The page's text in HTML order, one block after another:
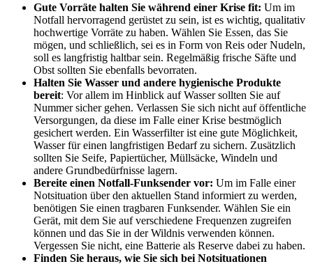
Gute Vorräte halten Sie während einer Krise fit: Um im
Notfall hervorragend gerüstet zu sein, ist es wichtig, qualitativ
hochwertige Vorräte zu haben. Wählen Sie Essen, das Sie
mögen, und schließlich, sei es in Form von Reis oder Nudeln,
soll es langfristig haltbar sein. Regelmäßig frische Säfte und
Obst sollten Sie ebenfalls bevorraten.
Halten Sie Wasser und andere hygienische Produkte
bereit: Vor allem im Hinblick auf Wasser sollten Sie auf
Nummer sicher gehen. Verlassen Sie sich nicht auf öffentliche
Versorgungen, da diese im Falle einer Krise bestmöglich
gesichert werden. Ein Wasserfilter ist eine gute Möglichkeit,
Wasser für einen langfristigen Bedarf zu sichern. Zusätzlich
sollten Sie Seife, Papiertücher, Müllsäcke, Windeln und
andere Grundbedürfnisse lagern.
Bereite einen Notfall-Funksender vor: Um im Falle einer
Notsituation über den aktuellen Stand informiert zu werden,
benötigen Sie einen tragbaren Funksender. Wählen Sie ein
Gerät, mit dem Sie auf verschiedene Frequenzen zugreifen
können und das Sie in der Wildnis verwenden können.
Vergessen Sie nicht, eine Batterie als Reserve dabei zu haben.
Finden Sie heraus, wie Sie sich bei Notsituationen